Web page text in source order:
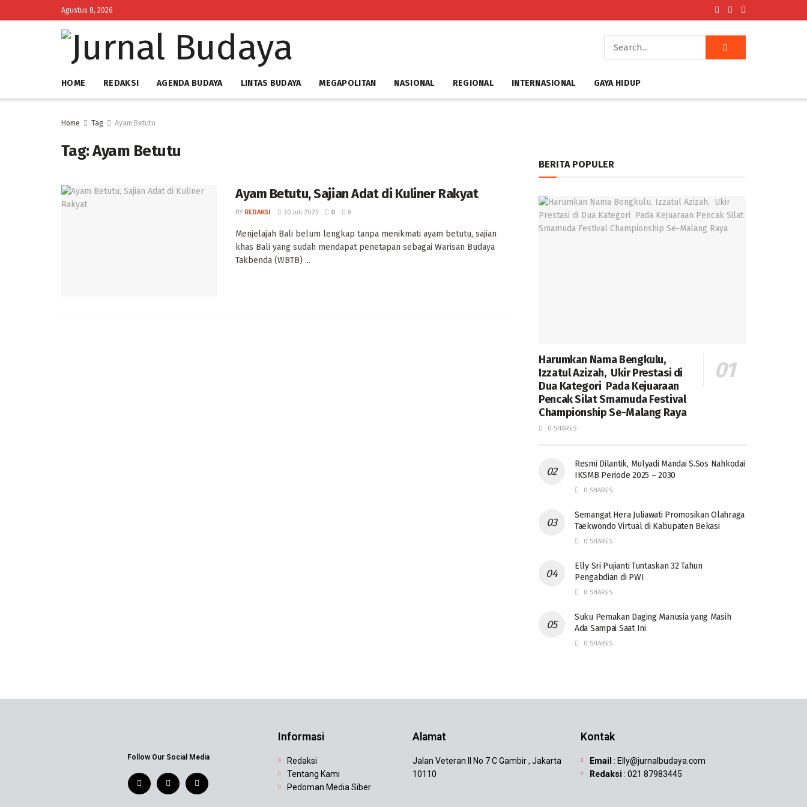
Agustus 8, 2026
HOME REDAKSI AGENDA BUDAYA LINTAS BUDAYA MEGAPOLITAN NASIONAL REGIONAL INTERNASIONAL GAYA HIDUP
Home Tag Ayam Betutu
Tag:Ayam Betutu
Ayam Betutu, Sajian Adat di Kuliner Rakyat ‎
BY REDAKSI 30 Juli 2025 0 8
Menjelajah Bali belum lengkap tanpa menikmati ayam betutu, sajian
khas Bali yang sudah mendapat penetapan sebagai Warisan Budaya
Takbenda (WBTB) ...
BERITA POPULER
Harumkan Nama Bengkulu,
Izzatul Azizah, Ukir Prestasi di
Dua Kategori Pada Kejuaraan
Pencak Silat Smamuda Festival
Championship Se-Malang Raya
0 SHARES
Resmi Dilantik, Mulyadi Mandai S.Sos Nahkodai
IKSMB Periode 2025 – 2030
0 SHARES
Semangat Hera Juliawati Promosikan Olahraga
Taekwondo Virtual di Kabupaten Bekasi
0 SHARES
Elly Sri Pujianti Tuntaskan 32 Tahun
Pengabdian di PWI
0 SHARES
‎Suku Pemakan Daging Manusia yang Masih
Ada Sampai Saat Ini
0 SHARES
Follow Our Social Media
Informasi
Redaksi
Tentang Kami
Pedoman Media Siber
Alamat
Jalan Veteran II No 7 C Gambir , Jakarta
10110
Kontak
Email : Elly@jurnalbudaya.com
Redaksi : 021 87983445